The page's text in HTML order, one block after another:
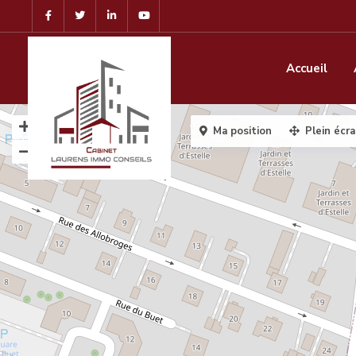
Accueil
Ma position Plein